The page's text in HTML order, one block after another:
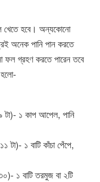
খেতে হবে। অন্যকোনো
অনেক পানি পান করতে
ফল গ্রহণ করতে পারেন তবে
হলো-
টা)- ১ কাপ আপেল, পানি
টা)- ১ বাটি কাঁচা পেঁপে,
১ বাটি তরমুজ বা ২টি